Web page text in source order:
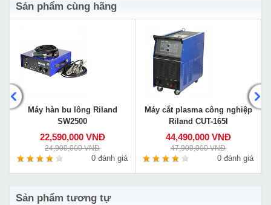
Sản phẩm cùng hãng
Máy hàn bu lông Riland
SW2500
22,590,000 VNĐ
24,900,000 VNĐ
0 đánh giá
Máy cắt plasma công nghiệp
Riland CUT-165I
44,490,000 VNĐ
47,900,000 VNĐ
0 đánh giá
Sản phẩm tương tự